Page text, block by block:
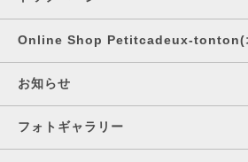
Online Shop Petitcadeux-tonton(
お知らせ
フォトギャラリー